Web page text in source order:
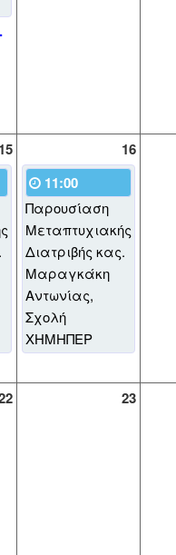
15 16
11:00
Παρουσίαση
Μεταπτυχιακής
Διατριβής κας.
Μαραγκάκη
Αντωνίας,
Σχολή
ΧΗΜΗΠΕΡ
23